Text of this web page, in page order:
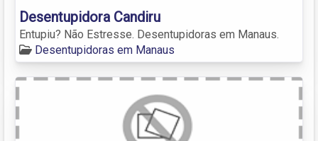
Desentupidora Candiru
Entupiu? Não Estresse. Desentupidoras em Manaus.
Desentupidoras em Manaus